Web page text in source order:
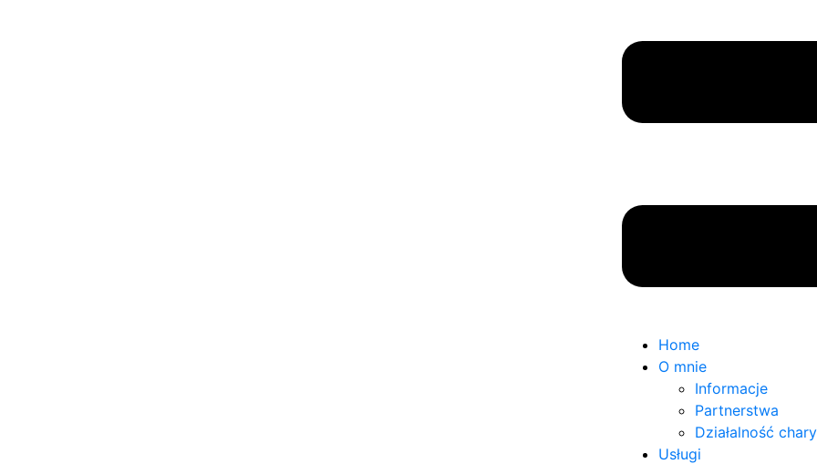
Home
O mnie
Informacje
Partnerstwa
Działalność
Usługi